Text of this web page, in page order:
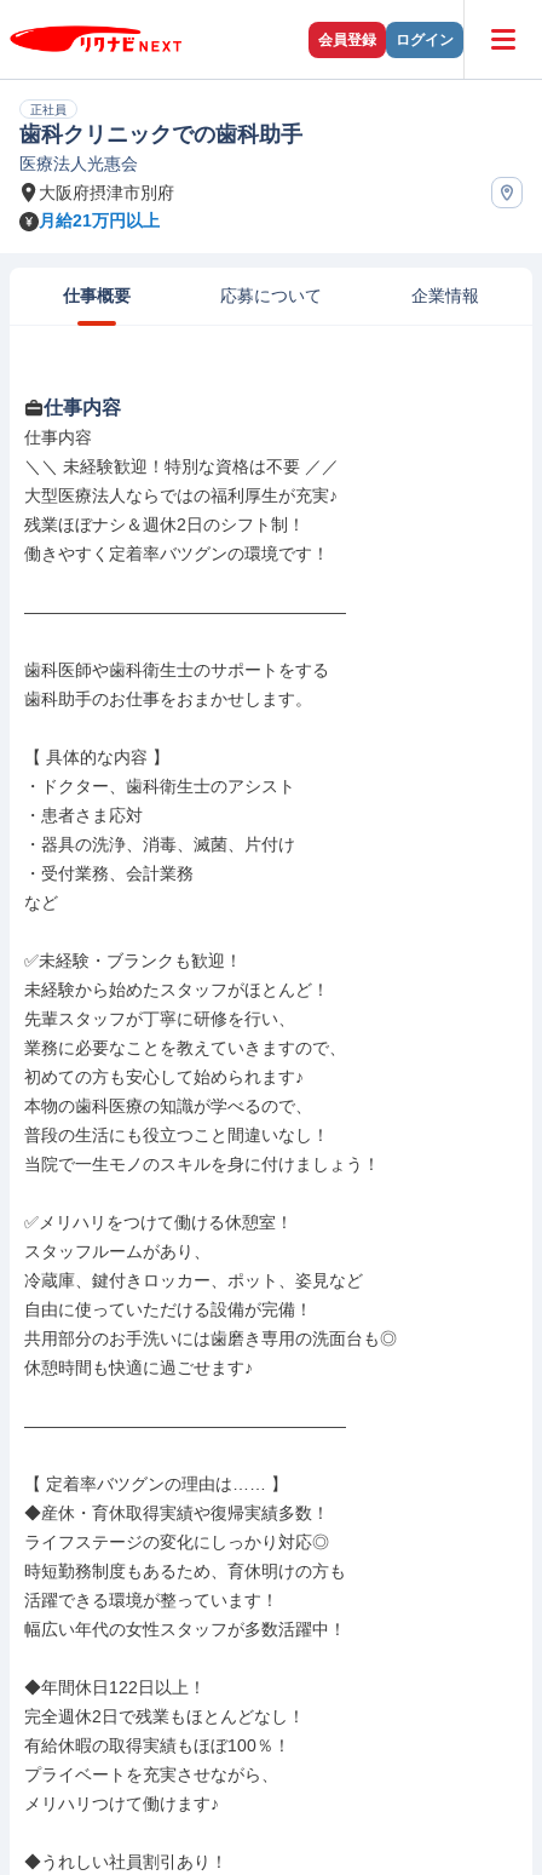
会員登録 ログイン
正社員
歯科クリニックでの歯科助手
医療法人光惠会
大阪府摂津市別府
月給21万円以上
仕事概要 応募について 企業情報
仕事内容
仕事内容
＼＼ 未経験歓迎！特別な資格は不要 ／／
大型医療法人ならではの福利厚生が充実♪
残業ほぼナシ＆週休2日のシフト制！
働きやすく定着率バツグンの環境です！
―――――――――――――――――――
歯科医師や歯科衛生士のサポートをする
歯科助手のお仕事をおまかせします。
【 具体的な内容 】
・ドクター、歯科衛生士のアシスト
・患者さま応対
・器具の洗浄、消毒、滅菌、片付け
・受付業務、会計業務
など
✅未経験・ブランクも歓迎！
未経験から始めたスタッフがほとんど！
先輩スタッフが丁寧に研修を行い、
業務に必要なことを教えていきますので、
初めての方も安心して始められます♪
本物の歯科医療の知識が学べるので、
普段の生活にも役立つこと間違いなし！
当院で一生モノのスキルを身に付けましょう！
✅メリハリをつけて働ける休憩室！
スタッフルームがあり、
冷蔵庫、鍵付きロッカー、ポット、姿見など
自由に使っていただける設備が完備！
共用部分のお手洗いには歯磨き専用の洗面台も◎
休憩時間も快適に過ごせます♪
―――――――――――――――――――
【 定着率バツグンの理由は…… 】
◆産休・育休取得実績や復帰実績多数！
ライフステージの変化にしっかり対応◎
時短勤務制度もあるため、育休明けの方も
活躍できる環境が整っています！
幅広い年代の女性スタッフが多数活躍中！
◆年間休日122日以上！
完全週休2日で残業もほとんどなし！
有給休暇の取得実績もほぼ100％！
プライベートを充実させながら、
メリハリつけて働けます♪
◆うれしい社員割引あり！